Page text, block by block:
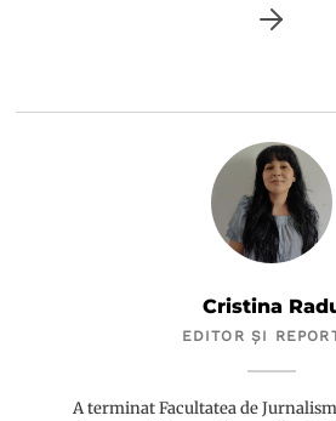
Cristina
EDITOR ȘI
A terminat Facultatea de